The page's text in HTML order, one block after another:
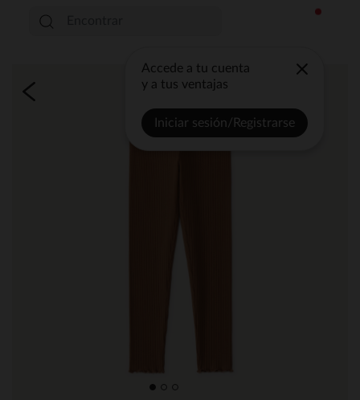
Accede a tu cuenta
y a tus ventajas
Iniciar sesión/Registrarse